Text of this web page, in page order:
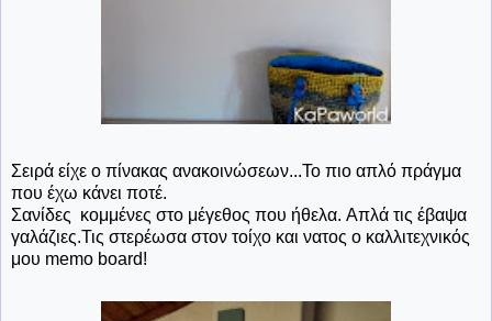
Σειρά είχε ο πίνακας ανακοινώσεων...Το πιο απλό πράγμα
που έχω κάνει ποτέ.
Σανίδες κομμένες στο μέγεθος που ήθελα. Απλά τις έβαψα
γαλάζιες.Τις στερέωσα στον τοίχο και νατος ο καλλιτεχνικός
μου memo board!